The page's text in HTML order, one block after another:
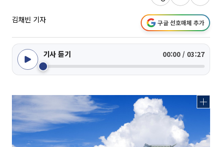
김채빈 기자 구글 선호매체 추가
기사 듣기 00:00 / 03:27